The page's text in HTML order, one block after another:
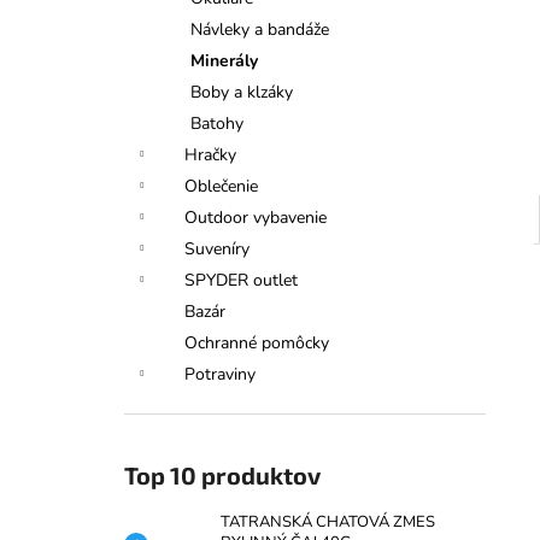
Návleky a bandáže
Minerály
Boby a klzáky
Batohy
Hračky
Oblečenie
Outdoor vybavenie
Suveníry
SPYDER outlet
Bazár
Ochranné pomôcky
Potraviny
Top 10 produktov
TATRANSKÁ CHATOVÁ ZMES
BYLINNÝ ČAJ 40G